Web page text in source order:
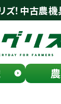
ズ！中古農